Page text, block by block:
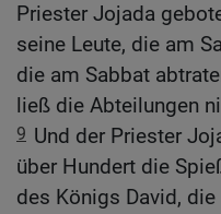
Priester Jojada
seine Leute, die am
die am Sabbat
ließ die Abteilungen
9 Und der Priester
über Hundert die
des Königs David,